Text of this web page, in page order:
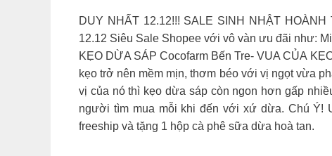
DUY NHẤT 12.12!!! SALE SINH NHẬT
12.12 Siêu Sale Shopee với vô vàn ưu đãi như:
KẸO DỪA SÁP Cocofarm Bến Tre- VUA CỦA
kẹo trở nên mềm mịn, thơm béo với vị ngọt vừa
vị của nó thì kẹo dừa sáp còn ngon hơn gấp
người tìm mua mỗi khi đến với xứ dừa. Chú Ý!
freeship và tặng 1 hộp cà phê sữa dừa hoà tan.